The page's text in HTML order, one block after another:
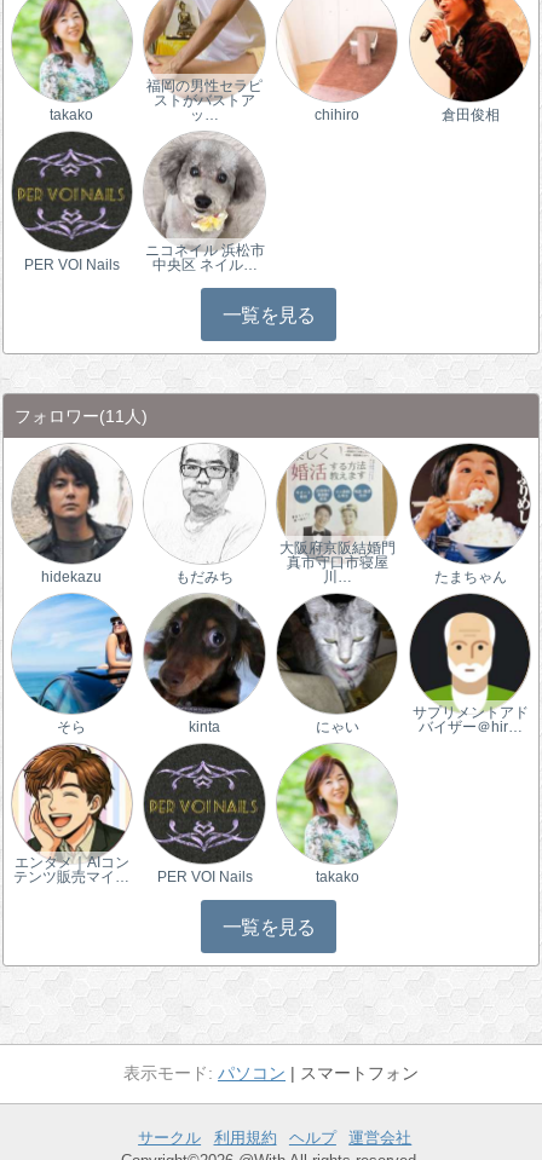
takako
福岡の男性セラピ
ストがバストア
ッ…
chihiro 倉田俊相
PER VOI Nails
ニコネイル 浜松市
中央区 ネイル…
一覧を見る
フォロワー(11人)
hidekazu もだみち
大阪府京阪結婚門
真市守口市寝屋
川…
たまちゃん
そら kinta にゃい
サプリメントアド
バイザー＠hir…
エンタメ｜AIコン
テンツ販売マイ…
PER VOI Nails takako
一覧を見る
パソコン スマートフォン
サークル 利用規約 ヘルプ
運営会社